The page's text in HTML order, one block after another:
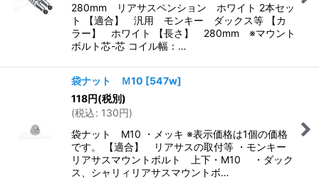
280mm リアサスペンション ホワイト 2本セッ
ト 【適合】 汎用 モンキー ダックス等 【カ
ラー】 ホワイト 【長さ】 280mm ※マウント
ボルト芯-芯 コイル幅：…
袋ナット Ｍ10 [547w]
118円(税別)
(税込: 130円)
袋ナット M10 ・メッキ ※表示価格は1個の価格
です。 【適合】 リアサスの取付等 ・モンキー
リアサスマウントボルト 上下・M10 ・ダック
ス、シャリィリアサスマウントボ…